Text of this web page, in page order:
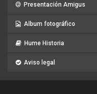
Presentación Amigus
Album fotográfico
Hume Historia
Aviso legal